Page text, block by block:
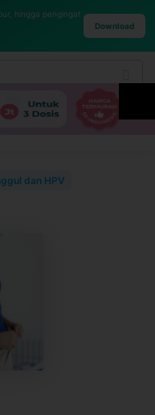
hingga pengingat
Download
dan HPV